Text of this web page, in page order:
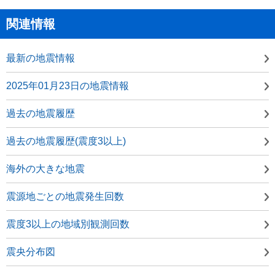
関連情報
最新の地震情報
2025年01月23日の地震情報
過去の地震履歴
過去の地震履歴(震度3以上)
海外の大きな地震
震源地ごとの地震発生回数
震度3以上の地域別観測回数
震央分布図